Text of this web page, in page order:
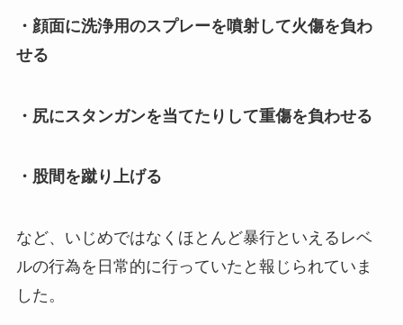
・顔面に洗浄用のスプレーを噴射して火傷を負わ
せる
・尻にスタンガンを当てたりして重傷を負わせる
・股間を蹴り上げる
など、いじめではなくほとんど暴行といえるレベ
ルの行為を日常的に行っていたと報じられていま
した。